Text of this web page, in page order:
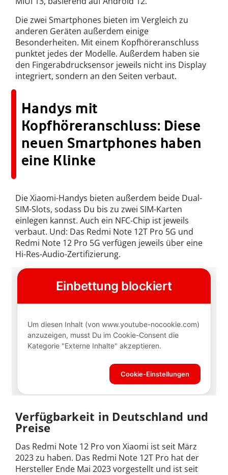
Die zwei Smartphones bieten im Vergleich zu
anderen Geräten außerdem einige
Besonderheiten. Mit einem Kopfhöreranschluss
punktet jedes der Modelle. Außerdem haben sie
den Fingerabdrucksensor jeweils nicht ins Display
integriert, sondern an den Seiten verbaut.
Handys mit
Kopfhöreranschluss: Diese
neuen Smartphones haben
eine Klinke
Die Xiaomi-Handys bieten außerdem beide Dual-
SIM-Slots, sodass Du bis zu zwei SIM-Karten
einlegen kannst. Auch ein NFC-Chip ist jeweils
verbaut. Und: Das Redmi Note 12T Pro 5G und
Redmi Note 12 Pro 5G verfügen jeweils über eine
Hi-Res-Audio-Zertifizierung.
Verfügbarkeit in Deutschland und
Preise
Das Redmi Note 12 Pro von Xiaomi ist seit März
2023 zu haben. Das Redmi Note 12T Pro hat der
Hersteller Ende Mai 2023 vorgestellt und ist seit